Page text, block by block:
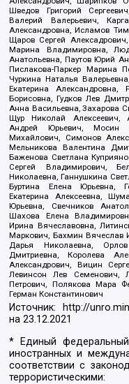
Шведов Григорий
Валерий Валерьевич,
Александровна, Исламов
Щаров Сергей
Марина Владимировна,
Анатольевна, Паутов Юрий
Пислакова-Паркер Марина
Чуркина Наталья
Екатерина
Борисовна, Гудков Лев
Анна Васильевна, Захарова
Щур Николай Алексеевич,
Андрей Юрьевич, Мосин
Михайлович, Симонов
Мельникова Валентина
Баженова Светлана
Сергей Владимирович,
Николаевна, Ганнушкина
Буртина Елена Юрьевна,
Екатерина Алексеевна,
Юрьевна, Свечников
Шахова Елена
Ирина Вячеславовна,
Маркович, Бахмин Вячеслав
Дарья Николаевна,
Дмитриевна, Королева
Александрович, Вицин
Левинсон Лев Семенович,
Петрович, Полякова Мара
Герман Константинович
Источник: http://
на23.12.2021
* Единый
иностранных и
соответствии с
террористическими: